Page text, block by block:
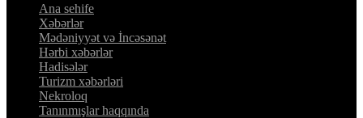
Ana sehife
Xəbərlər
Mədəniyyət və İncəsənət
Hərbi xəbərlər
Hadisələr
Turizm xəbərləri
Nekroloq
Tanınmışlar haqqında